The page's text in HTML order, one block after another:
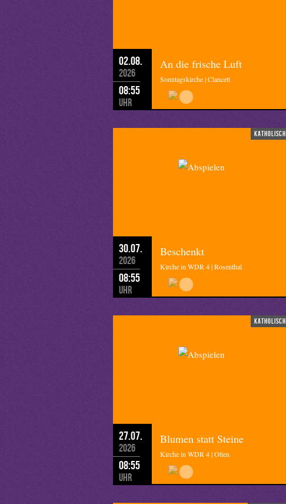
02.08.
2026
08:55
Uhr
An die frische Luft
Sonntagskirche | Clancett
katholisch
30.07.
2026
08:55
Uhr
Beschenkt
Kirche in WDR 4 | Rosenthal
katholisch
27.07.
2026
08:55
Uhr
Blumen statt Steine
Kirche in WDR 4 | Otten